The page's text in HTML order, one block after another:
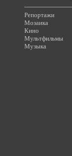
Репортажи
Мозаика
Кино
Мультфильмы
Музыка